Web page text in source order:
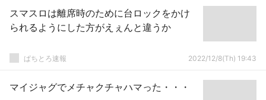
スマスロは離席時のために台ロックをかけ
られるようにした方がえぇんと違うか
ぱちとろ速報 2022/12/8(Th) 19:43
マイジャグでメチャクチャハマった・・・